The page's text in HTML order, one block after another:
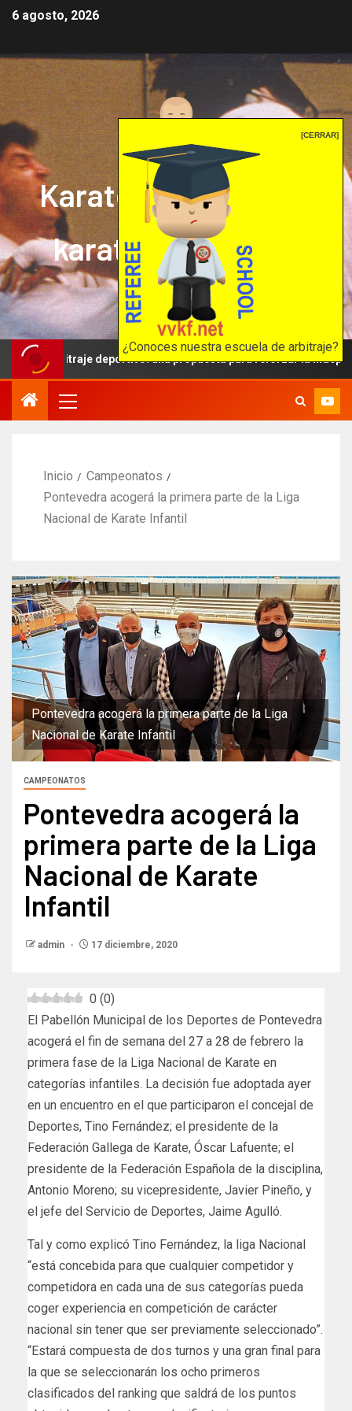
[CERRAR]
¿Conoces nuestra escuela de arbitraje?
6 agosto, 2026
Karate mrprepor: el
karate en internet
El karate en internet
deportivo: una propuesta para reforzar la independencia
Inicio
Campeonatos
Pontevedra acogerá la primera parte de la Liga
Nacional de Karate Infantil
Pontevedra acogerá la primera parte de la Liga
Nacional de Karate Infantil
CAMPEONATOS
Pontevedra acogerá la
primera parte de la Liga
Nacional de Karate
Infantil
admin 17 diciembre, 2020
0 (0)
El Pabellón Municipal de los Deportes de Pontevedra
acogerá el fin de semana del 27 a 28 de febrero la
primera fase de la Liga Nacional de Karate en
categorías infantiles. La decisión fue adoptada ayer
en un encuentro en el que participaron el concejal de
Deportes, Tino Fernández; el presidente de la
Federación Gallega de Karate, Óscar Lafuente; el
presidente de la Federación Española de la disciplina,
Antonio Moreno; su vicepresidente, Javier Pineño, y
el jefe del Servicio de Deportes, Jaime Agulló.
Tal y como explicó Tino Fernández, la liga Nacional
“está concebida para que cualquier competidor y
competidora en cada una de sus categorías pueda
coger experiencia en competición de carácter
nacional sin tener que ser previamente seleccionado”.
“Estará compuesta de dos turnos y una gran final para
la que se seleccionarán los ocho primeros
clasificados del ranking que saldrá de los puntos